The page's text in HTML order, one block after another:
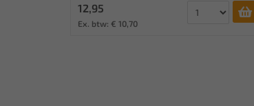
12,95
Ex. btw: € 10,70